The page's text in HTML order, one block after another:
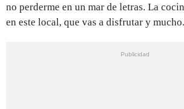
no perderme en un mar de letras. La
en este local, que vas a disfrutar y mucho.